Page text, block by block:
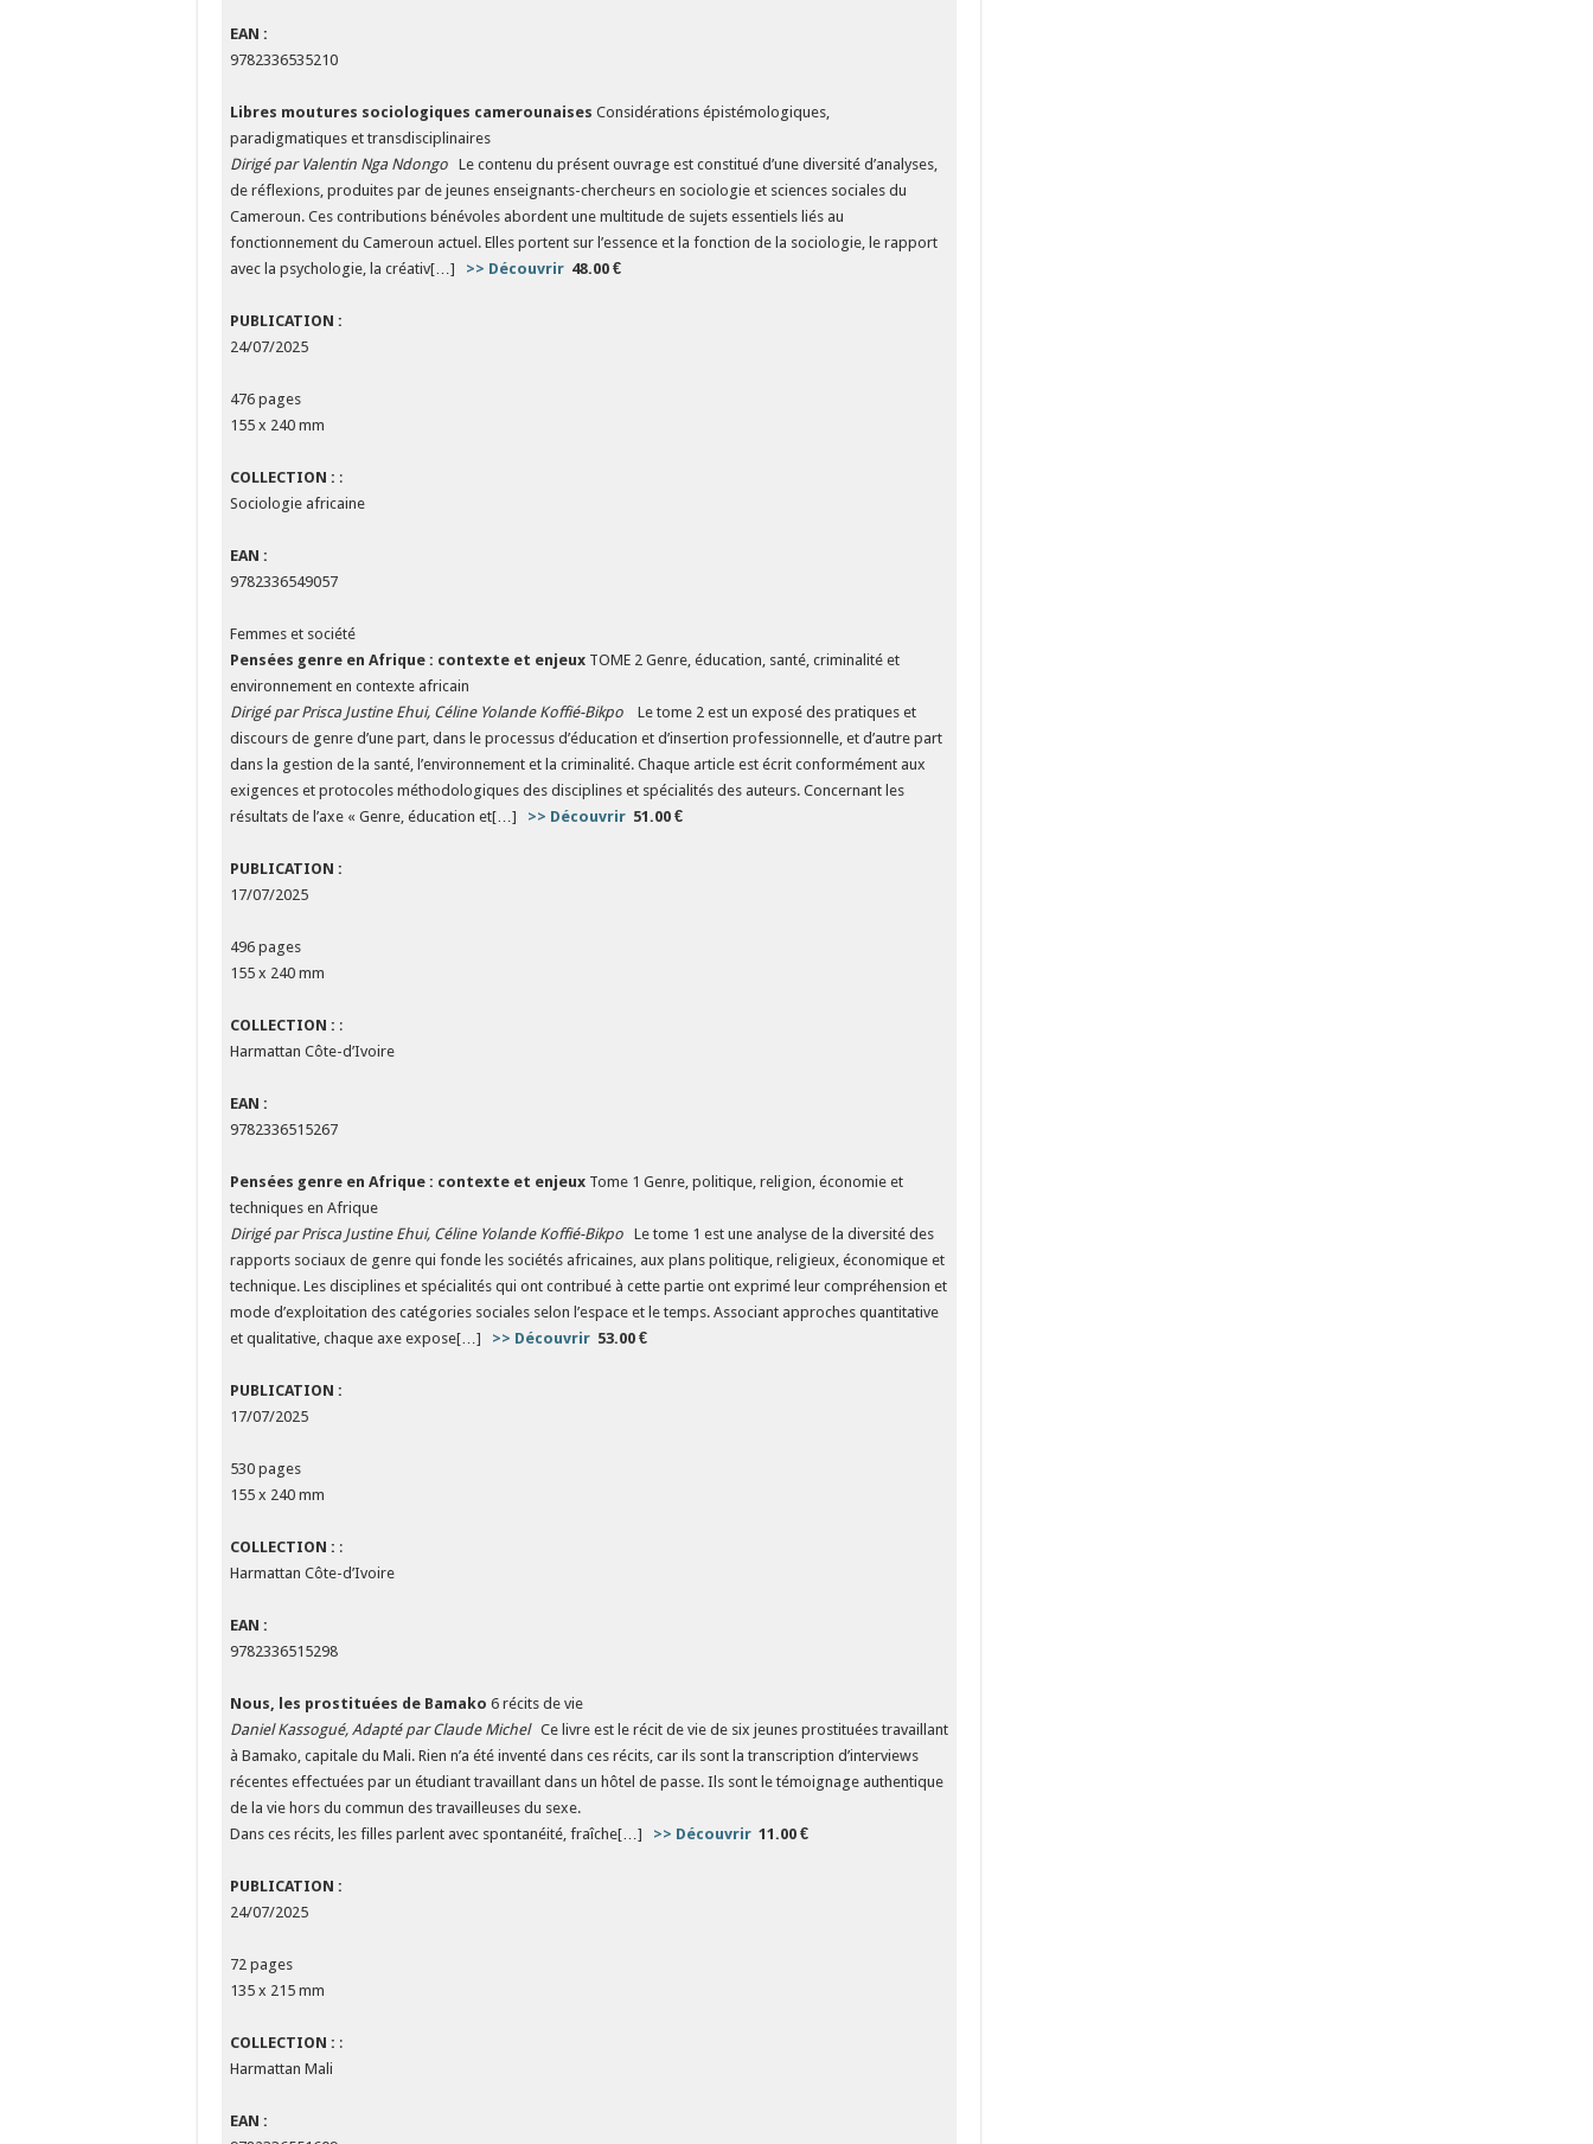
EAN :
9782336535210
Libres moutures sociologiques camerounaises Considérations épistémologiques,
paradigmatiques et transdisciplinaires
Dirigé par Valentin Nga Ndongo Le contenu du présent ouvrage est constitué d’une diversité d’analyses,
de réflexions, produites par de jeunes enseignants-chercheurs en sociologie et sciences sociales du
Cameroun. Ces contributions bénévoles abordent une multitude de sujets essentiels liés au
fonctionnement du Cameroun actuel. Elles portent sur l’essence et la fonction de la sociologie, le rapport
avec la psychologie, la créativ[…] >> Découvrir 48.00 €
PUBLICATION :
24/07/2025
476 pages
155 x 240 mm
COLLECTION : :
Sociologie africaine
EAN :
9782336549057
Femmes et société
Pensées genre en Afrique : contexte et enjeux TOME 2 Genre, éducation, santé, criminalité et
environnement en contexte africain
Dirigé par Prisca Justine Ehui, Céline Yolande Koffié-Bikpo Le tome 2 est un exposé des pratiques et
discours de genre d’une part, dans le processus d’éducation et d’insertion professionnelle, et d’autre part
dans la gestion de la santé, l’environnement et la criminalité. Chaque article est écrit conformément aux
exigences et protocoles méthodologiques des disciplines et spécialités des auteurs. Concernant les
résultats de l’axe « Genre, éducation et[…] >> Découvrir 51.00 €
PUBLICATION :
17/07/2025
496 pages
155 x 240 mm
COLLECTION : :
Harmattan Côte-d’Ivoire
EAN :
9782336515267
Pensées genre en Afrique : contexte et enjeux Tome 1 Genre, politique, religion, économie et
techniques en Afrique
Dirigé par Prisca Justine Ehui, Céline Yolande Koffié-Bikpo Le tome 1 est une analyse de la diversité des
rapports sociaux de genre qui fonde les sociétés africaines, aux plans politique, religieux, économique et
technique. Les disciplines et spécialités qui ont contribué à cette partie ont exprimé leur compréhension et
mode d’exploitation des catégories sociales selon l’espace et le temps. Associant approches quantitative
et qualitative, chaque axe expose[…] >> Découvrir 53.00 €
PUBLICATION :
17/07/2025
530 pages
155 x 240 mm
COLLECTION : :
Harmattan Côte-d’Ivoire
EAN :
9782336515298
Nous, les prostituées de Bamako 6 récits de vie
Daniel Kassogué, Adapté par Claude MichelCe livre est le récit de vie de six jeunes prostituées travaillant
à Bamako, capitale du Mali. Rien n’a été inventé dans ces récits, car ils sont la transcription d’interviews
récentes effectuées par un étudiant travaillant dans un hôtel de passe. Ils sont le témoignage authentique
de la vie hors du commun des travailleuses du sexe.
Dans ces récits, les filles parlent avec spontanéité, fraîche[…] >> Découvrir ​​​​​​​11.00 €
PUBLICATION :
24/07/2025
72 pages
135 x 215 mm
COLLECTION : :
Harmattan Mali
EAN :